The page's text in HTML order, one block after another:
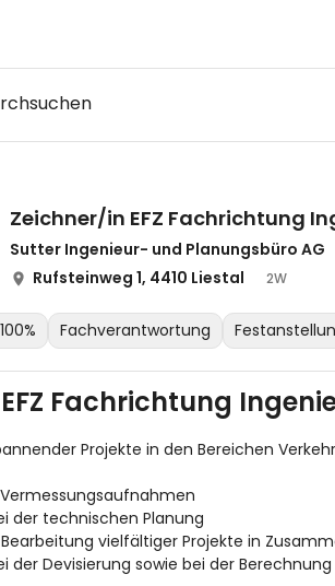
Zeichner/in EFZ Fachrichtung
Sutter Ingenieur- und Planungsbüro AG
Rufsteinweg 1, 4410 Liestal
2W
Fachverantwortung
Fachrichtung
Projekte in den Bereichen
der technischen Planung
vielfältiger Projekte in
der Devisierung sowie bei der